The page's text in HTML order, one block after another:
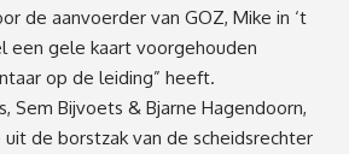
de aanvoerder van GOZ, Mike in ‘t
een gele kaart voorgehouden
op de leiding” heeft.
Sem Bijvoets & Bjarne Hagendoorn,
de borstzak van de scheidsrechter